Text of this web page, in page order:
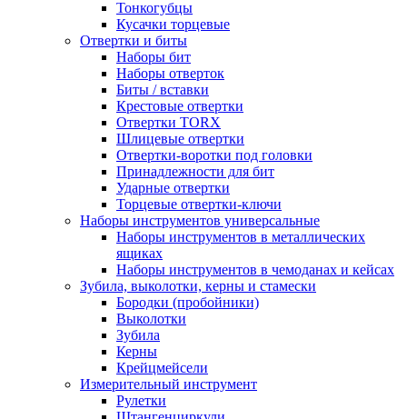
Тонкогубцы
Кусачки торцевые
Отвертки и биты
Наборы бит
Наборы отверток
Биты / вставки
Крестовые отвертки
Отвертки TORX
Шлицевые отвертки
Отвертки-воротки под головки
Принадлежности для бит
Ударные отвертки
Торцевые отвертки-ключи
Наборы инструментов универсальные
Наборы инструментов в металлических
ящиках
Наборы инструментов в чемоданах и кейсах
Зубила, выколотки, керны и стамески
Бородки (пробойники)
Выколотки
Зубила
Керны
Крейцмейсели
Измерительный инструмент
Рулетки